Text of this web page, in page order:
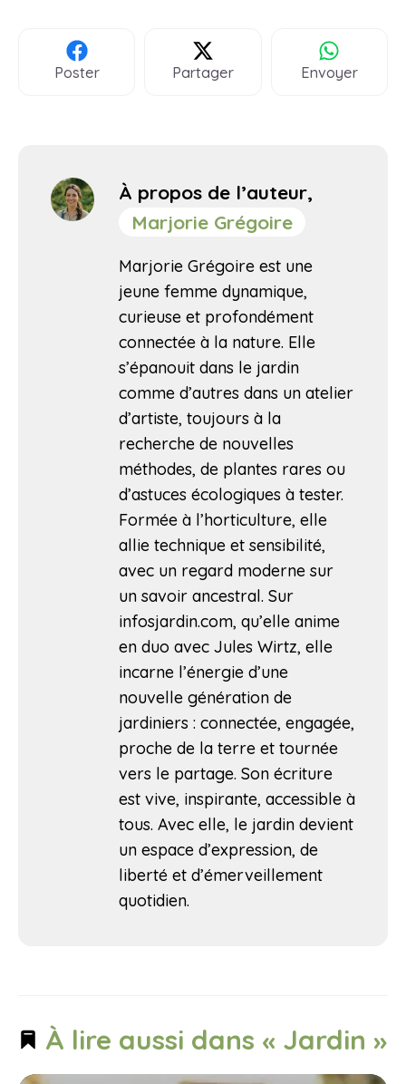
Poster Partager Envoyer
À propos de l’auteur,
Marjorie Grégoire
Marjorie Grégoire est une
jeune femme dynamique,
curieuse et profondément
connectée à la nature. Elle
s’épanouit dans le jardin
comme d’autres dans un atelier
d’artiste, toujours à la
recherche de nouvelles
méthodes, de plantes rares ou
d’astuces écologiques à tester.
Formée à l’horticulture, elle
allie technique et sensibilité,
avec un regard moderne sur
un savoir ancestral. Sur
infosjardin.com, qu’elle anime
en duo avec Jules Wirtz, elle
incarne l’énergie d’une
nouvelle génération de
jardiniers : connectée, engagée,
proche de la terre et tournée
vers le partage. Son écriture
est vive, inspirante, accessible à
tous. Avec elle, le jardin devient
un espace d’expression, de
liberté et d’émerveillement
quotidien.
À lire aussi dans « Jardin »